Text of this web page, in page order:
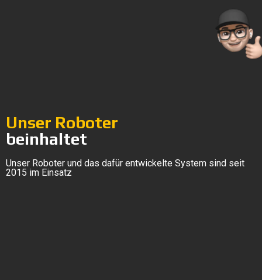
Unser Roboter
beinhaltet
Unser Roboter und das dafür entwickelte System sind seit
2015 im Einsatz